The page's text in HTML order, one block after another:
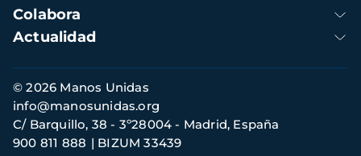
Colabora
Actualidad
Información
de
contacto
© 2026 Manos Unidas
C/ Barquillo, 38 - 3º28004 - Madrid, España
900 811 888
BIZUM 33439
info@manosunidas.org